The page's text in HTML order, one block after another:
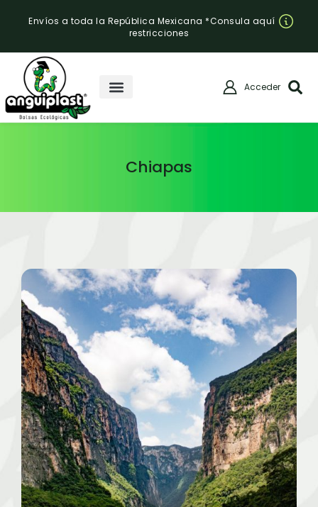
Envíos a toda la República Mexicana *Consula aquí
restricciones
Acceder
Chiapas